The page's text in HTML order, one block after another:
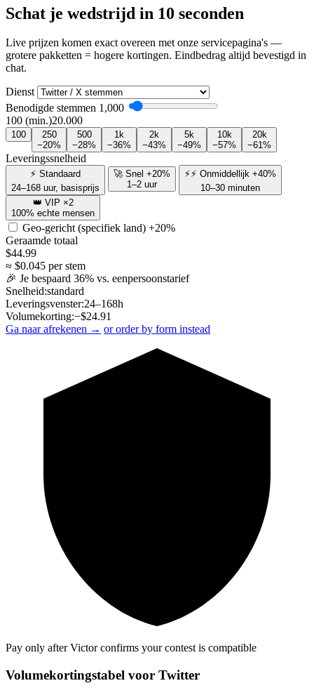
Schat je wedstrijd in 10 seconden
Live prijzen komen exact overeen met onze servicepagina's —
grotere pakketten = hogere kortingen. Eindbedrag altijd bevestigd in
chat.
Dienst
Benodigde stemmen 1,000
100 (min.)20.000
100
250
−20%
500
−28%
1k
−36%
2k
−43%
5k
−49%
10k
−57%
20k
−61%
Leveringssnelheid
⚡ Standaard
24–168 uur, basisprijs
🚀 Snel +20%
1–2 uur
⚡⚡ Onmiddellijk +40%
10–30 minuten
👑 VIP ×2
100% echte mensen
Geo-gericht (specifiek land) +20%
Geraamde totaal
$44.99
≈ $0.045 per stem
🎉 Je bespaard 36% vs. eenpersoonstarief
Snelheid:standard
Leveringsvenster:24–168h
Volumekorting:−$24.91
Ga naar afrekenen → or order by form instead
Pay only after Victor confirms your contest is compatible
Volumekortingstabel voor Twitter